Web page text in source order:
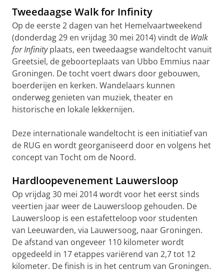
Tweedaagse Walk for Infinity
Op de eerste 2 dagen van het Hemelvaartweekend
(donderdag 29 en vrijdag 30 mei 2014) vindt de Walk
for Infinityplaats, een tweedaagse wandeltocht vanuit
Greetsiel, de geboorteplaats van Ubbo Emmius naar
Groningen. De tocht voert dwars door gebouwen,
boerderijen en kerken. Wandelaars kunnen
onderweg genieten van muziek, theater en
historische en lokale lekkernijen.
Deze internationale wandeltocht is een initiatief van
de RUG en wordt georganiseerd door en volgens het
concept van Tocht om de Noord.
Hardloopevenement Lauwersloop
Op vrijdag 30 mei 2014 wordt voor het eerst sinds
veertien jaar weer de Lauwersloop gehouden. De
Lauwersloop is een estafetteloop voor studenten
van Leeuwarden, via Lauwersoog, naar Groningen.
De afstand van ongeveer 110 kilometer wordt
opgedeeld in 17 etappes variërend van 2,7 tot 12
kilometer. De finish is in het centrum van Groningen.